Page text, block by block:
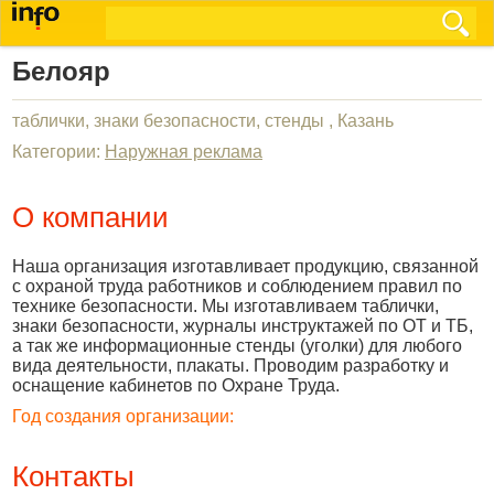
Белояр
таблички, знаки безопасности, стенды , Казань
Категории: Наружная реклама
О компании
Наша организация изготавливает продукцию, связанной
с охраной труда работников и соблюдением правил по
технике безопасности. Мы изготавливаем таблички,
знаки безопасности, журналы инструктажей по ОТ и ТБ,
а так же информационные стенды (уголки) для любого
вида деятельности, плакаты. Проводим разработку и
оснащение кабинетов по Охране Труда.
Год создания организации:
Контакты